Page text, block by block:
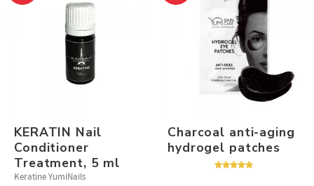
KERATIN Nail
Conditioner
Treatment, 5 ml
Keratine YumiNails
Charcoal anti-aging
hydrogel patches